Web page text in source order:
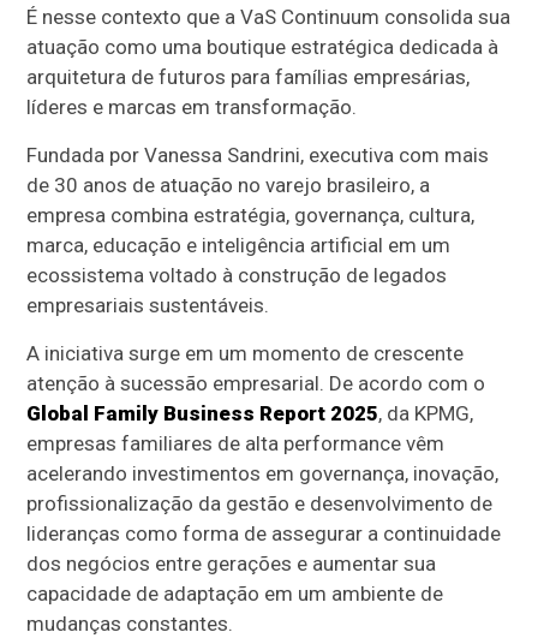
É nesse contexto que a VaS Continuum consolida sua
atuação como uma boutique estratégica dedicada à
arquitetura de futuros para famílias empresárias,
líderes e marcas em transformação.
Fundada por Vanessa Sandrini, executiva com mais
de 30 anos de atuação no varejo brasileiro, a
empresa combina estratégia, governança, cultura,
marca, educação e inteligência artificial em um
ecossistema voltado à construção de legados
empresariais sustentáveis.
A iniciativa surge em um momento de crescente
atenção à sucessão empresarial. De acordo com o
Global Family Business Report 2025, da KPMG,
empresas familiares de alta performance vêm
acelerando investimentos em governança, inovação,
profissionalização da gestão e desenvolvimento de
lideranças como forma de assegurar a continuidade
dos negócios entre gerações e aumentar sua
capacidade de adaptação em um ambiente de
mudanças constantes.